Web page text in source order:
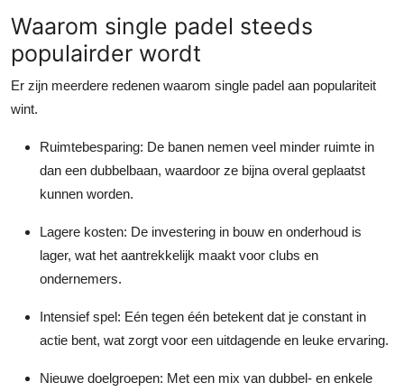
Waarom single padel steeds
populairder wordt
Er zijn meerdere redenen waarom single padel aan populariteit
wint.
Ruimtebesparing: De banen nemen veel minder ruimte in
dan een dubbelbaan, waardoor ze bijna overal geplaatst
kunnen worden.
Lagere kosten: De investering in bouw en onderhoud is
lager, wat het aantrekkelijk maakt voor clubs en
ondernemers.
Intensief spel: Eén tegen één betekent dat je constant in
actie bent, wat zorgt voor een uitdagende en leuke ervaring.
Nieuwe doelgroepen: Met een mix van dubbel- en enkele